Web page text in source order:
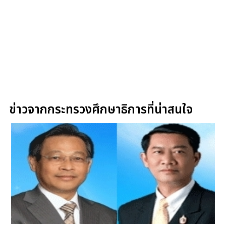
ข่าวจากกระทรวงศึกษาธิการที่น่าสนใจ